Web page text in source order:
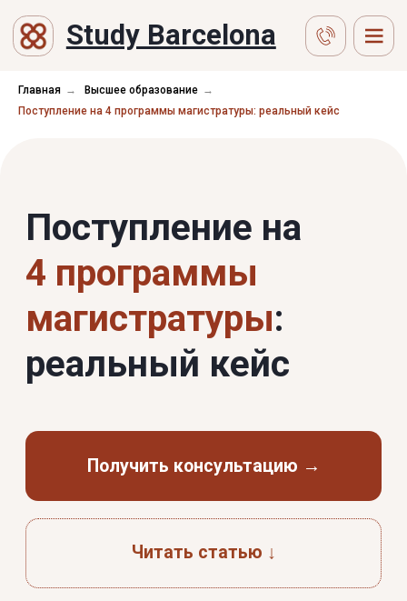
Study Barcelona
Главная → Высшее образование →
Поступление на 4 программы магистратуры: реальный кейс
Получить консультацию →
магистратуры:
реальный кейс
образованию Study